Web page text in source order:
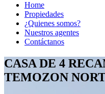
Home
Propiedades
¿Quienes somos?
Nuestros agentes
Contáctanos
CASA DE 4
TEMOZON